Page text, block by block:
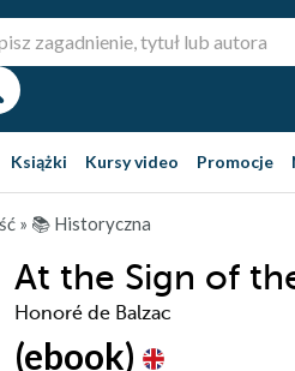
Książki Kursy video Promocje
» 📚 Historyczna
At the Sign of
Honoré de Balzac
(ebook)